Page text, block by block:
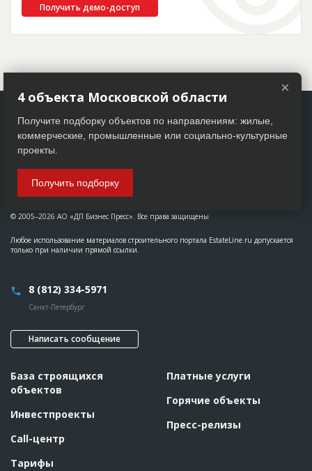
Получить демо-доступ
© 2005–2026 АО «ДП Бизнес Пресс». Все права защищены
Любое использование материалов строительного портала EstateLine.ru допускается
только при наличии прямой ссылки.
8 (812) 334-5971
Санкт-Петербург
Написать сообщение
База строящихся
объектов
Инвестпроекты
Call-центр
Тарифы
Платные услуги
Горячие объекты
Пресс-релизы
×
4 объекта Московской области
Получите подборку объектов по направлениям: жилые,
коммерческие, промышленные или социально-культурные
проекты.
Получить подборку